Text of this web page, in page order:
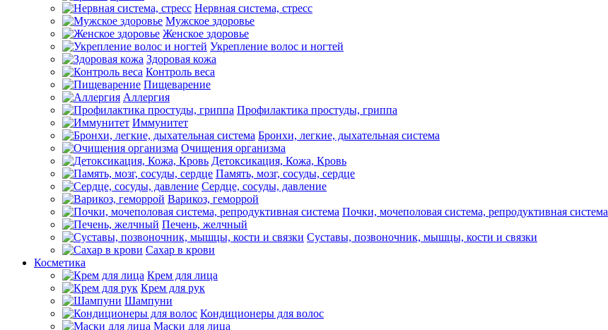
Нервная система, стресс
Мужское здоровье
Женское здоровье
Укрепление волос и ногтей
Здоровая кожа
Контроль веса
Пищеварение
Аллергия
Профилактика простуды, гриппа
Иммунитет
Бронхи, легкие, дыхательная система
Очищения организма
Детоксикация, Кожа, Кровь
Память, мозг, сосуды, сердце
Сердце, сосуды, давление
Варикоз, геморрой
Почки, мочеполовая система, репродуктивная система
Печень, желчный
Суставы, позвоночник, мышцы, кости и связки
Сахар в крови
Косметика
Крем для лица
Крем для рук
Шампуни
Кондиционеры для волос
Маски для лица